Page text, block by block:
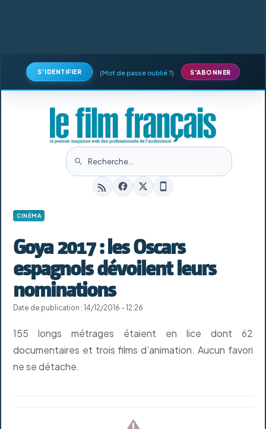
S'IDENTIFIER (Mot de passe oublié ?) S'ABONNER
CINÉMA
Goya 2017 : les Oscars
espagnols dévoilent leurs
nominations
Date de publication : 14/12/2016 - 12:26
155 longs métrages étaient en lice dont 62
documentaires et trois films d’animation. Aucun favori
ne se détache.